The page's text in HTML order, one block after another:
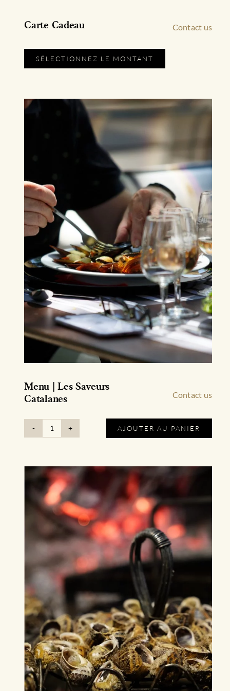
Carte Cadeau Contact us
SÉLECTIONNEZ LE MONTANT
Menu | Les Saveurs
Catalanes
Contact us
quantité
|
Les
Saveurs
Catalanes
AJOUTER AU PANIER